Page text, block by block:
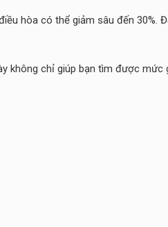
hòa có thể giảm sâu đến 30%.
không chỉ giúp bạn tìm được